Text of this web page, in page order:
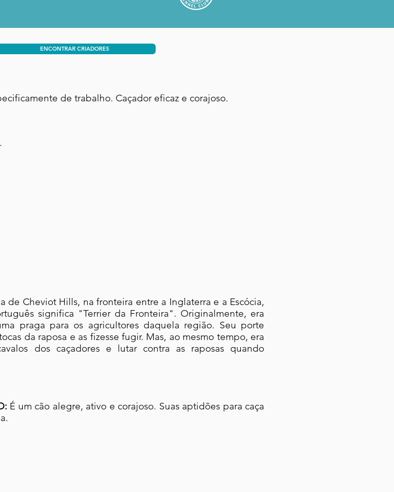
ENCONTRAR CRIADORES
de trabalho. Caçador eficaz e corajoso.
de Cheviot Hills, na fronteira entre a Inglaterra e a Escócia,
significa "Terrier da Fronteira". Originalmente, era
praga para os agricultores daquela região. Seu porte
da raposa e as fizesse fugir. Mas, ao mesmo tempo, era
dos caçadores e lutar contra as raposas quando
É um cão alegre, ativo e corajoso. Suas aptidões para caça